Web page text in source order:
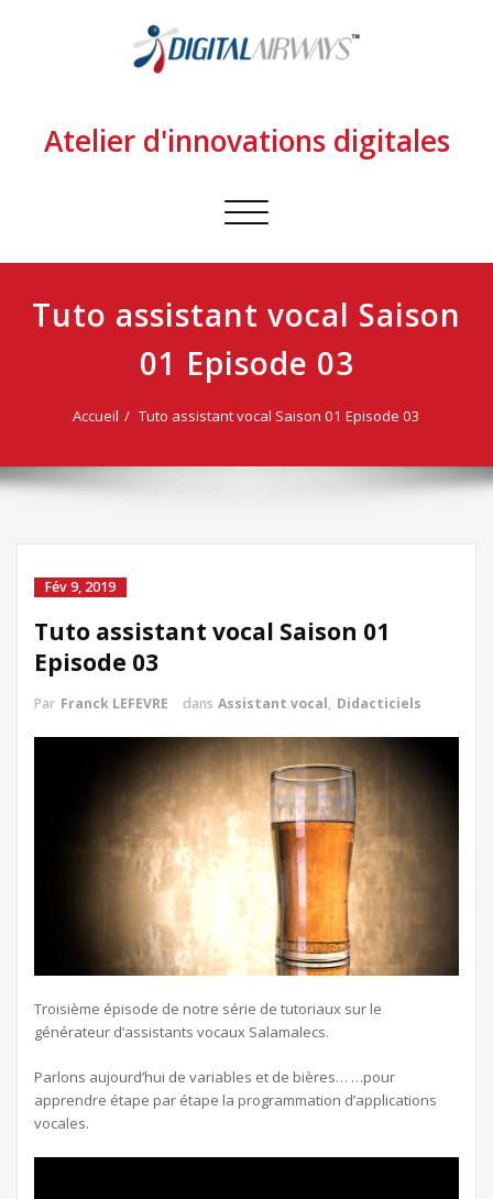
Atelier d'innovations digitales
Afficher/masquer
navigation
Tuto assistant vocal Saison
01 Episode 03
Accueil Tuto assistant vocal Saison 01 Episode 03
Fév 9, 2019
Tuto assistant vocal Saison 01
Episode 03
Par Franck LEFEVRE dans Assistant vocal, Didacticiels
Troisième épisode de notre série de tutoriaux sur le
générateur d’assistants vocaux Salamalecs.
Parlons aujourd’hui de variables et de bières… …pour
apprendre étape par étape la programmation d’applications
vocales.